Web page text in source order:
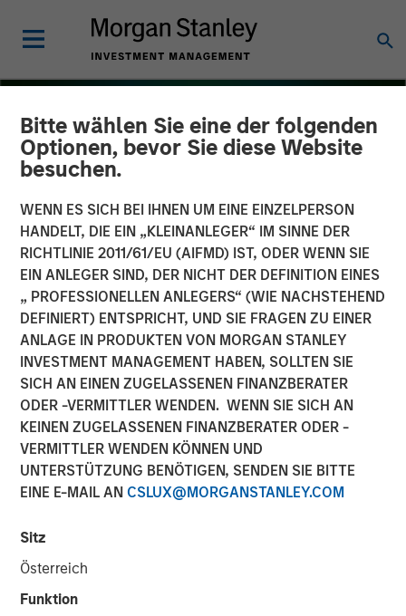
Bitte wählen Sie eine der folgenden
Optionen, bevor Sie diese Website
besuchen.
WENN ES SICH BEI IHNEN UM EINE EINZELPERSON
HANDELT, DIE EIN „KLEINANLEGER“ IM SINNE DER
RICHTLINIE 2011/61/EU (AIFMD) IST, ODER WENN SIE
EIN ANLEGER SIND, DER NICHT DER DEFINITION EINES
„ PROFESSIONELLEN ANLEGERS“ (WIE NACHSTEHEND
DEFINIERT) ENTSPRICHT, UND SIE FRAGEN ZU EINER
ANLAGE IN PRODUKTEN VON MORGAN STANLEY
INVESTMENT MANAGEMENT HABEN, SOLLTEN SIE
SICH AN EINEN ZUGELASSENEN FINANZBERATER
ODER -VERMITTLER WENDEN. WENN SIE SICH AN
KEINEN ZUGELASSENEN FINANZBERATER ODER -
VERMITTLER WENDEN KÖNNEN UND
UNTERSTÜTZUNG BENÖTIGEN, SENDEN SIE BITTE
EINE E-MAIL AN CSLUX@MORGANSTANLEY.COM
Sitz
Österreich
Funktion
INSIGHTS
Mehrere Anzeichen
deuten auf einen positiven
Ausblick für
Schwellenländer im Jahr
2026 hin
04 FEBRUAR 2026